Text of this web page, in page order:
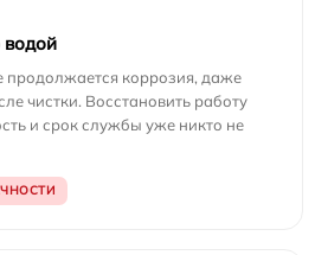
водой
продолжается коррозия, даже
чистки. Восстановить работу
и срок службы уже никто не